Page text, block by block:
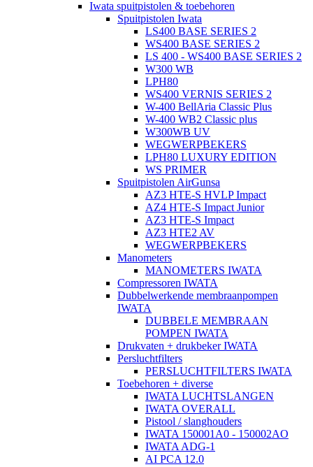
Iwata spuitpistolen & toebehoren
Spuitpistolen Iwata
LS400 BASE SERIES 2
WS400 BASE SERIES 2
LS 400 - WS400 BASE SERIES 2
W300 WB
LPH80
WS400 VERNIS SERIES 2
W-400 BellAria Classic Plus
W-400 WB2 Classic plus
W300WB UV
WEGWERPBEKERS
LPH80 LUXURY EDITION
WS PRIMER
Spuitpistolen AirGunsa
AZ3 HTE-S HVLP Impact
AZ4 HTE-S Impact Junior
AZ3 HTE-S Impact
AZ3 HTE2 AV
WEGWERPBEKERS
Manometers
MANOMETERS IWATA
Compressoren IWATA
Dubbelwerkende membraanpompen
IWATA
DUBBELE MEMBRAAN
POMPEN IWATA
Drukvaten + drukbeker IWATA
Persluchtfilters
PERSLUCHTFILTERS IWATA
Toebehoren + diverse
IWATA LUCHTSLANGEN
IWATA OVERALL
Pistool / slanghouders
IWATA 150001A0 - 150002AO
IWATA ADG-1
AI PCA 12.0